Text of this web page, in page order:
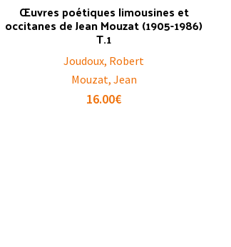
Œuvres poétiques limousines et
occitanes de Jean Mouzat (1905-1986)
T.1
Joudoux, Robert
Mouzat, Jean
16.00€